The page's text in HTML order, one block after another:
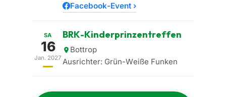
Facebook-Event ›
SA
16
Jan. 2027
BRK-Kinderprinzentreffen
Bottrop
Ausrichter: Grün-Weiße Funken